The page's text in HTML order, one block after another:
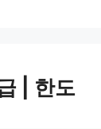
| 한도